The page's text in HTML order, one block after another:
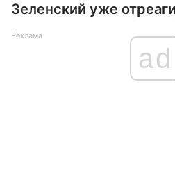
Зеленский уже
Реклама
ad